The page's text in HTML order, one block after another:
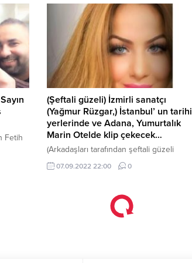
Rıza
yaşında ve nerede doğdu? İşte Ahmet
Özyürek’in Kıssadan Hisse Biyografisi…
1964 yılında Sivas Kangal’da doğdu.
Ahmet Özyürek, 1986 yılında başlayan iş
hayatına müteahhit hizmetleri ve
sanayicilik dalında devam...
Fetih
(Şeftali güzeli) İzmirli sanatçı
(Yağmur Rüzgar,) İstanbul’ un tarihi
yerlerinde ve Adana, Yumurtalık
Marin Otelde klip çekecek…
(Arkadaşları tarafından şeftali güzeli
seçilen) İzmirli sempatik sanatçı (Yağmur
Rüzgar,) İstanbul’un tarihi yerlerinde
doğup büyüdüğü Hemite Köyünde
Çukurova’da ve Adana, Yumurtalık Marin
Otelde klip çekecek… İzmirli güzel
07.09.2022 22:00 0